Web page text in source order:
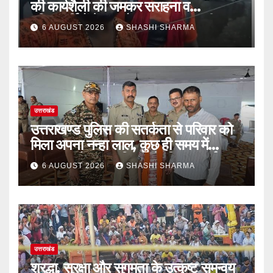
की कार्यशैली की जमकर सराहना व
पुलिसकर्मियों के सहयोगात्मक व्यवहार की
खुलकर प्रशंसा
6 AUGUST 2026 SHASHI SHARMA
उत्तराखंड
उत्तराखण्ड पुलिस की सतर्कता से परिवार को
मिला अपना नन्हा लाल, कुछ ही समय में
सकुशल खोजकर परिजनों के किया सुपुर्द
6 AUGUST 2026 SHASHI SHARMA
उत्तराखंड
श्रद्धा, सुरक्षा और सुगमता के उत्कृष्ट समन्वय